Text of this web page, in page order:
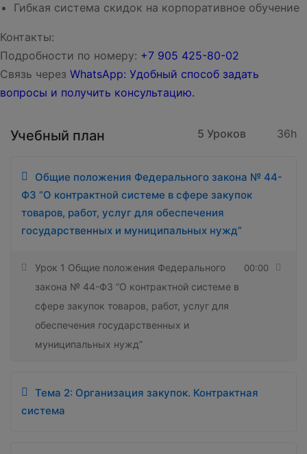
Гибкая система скидок на корпоративное обучение
Контакты:
Подробности по номеру: ‪‪+7 905 425-80-02‬‬
Связь через WhatsApp: Удобный способ задать
вопросы и получить консультацию.
Учебный план 5 Уроков 36h
Общие положения Федерального закона № 44-
ФЗ “О контрактной системе в сфере закупок
товаров, работ, услуг для обеспечения
государственных и муниципальных нужд”
Урок 1 Общие положения Федерального
закона № 44-ФЗ “О контрактной системе в
сфере закупок товаров, работ, услуг для
обеспечения государственных и
муниципальных нужд”
00:00
Тема 2: Организация закупок. Контрактная
система